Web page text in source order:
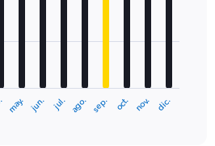
may. jun. jul. ago. sep. oct. nov. dic.